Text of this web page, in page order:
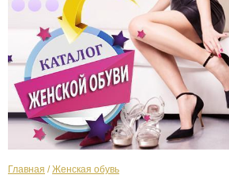
Главная /Женская обувь